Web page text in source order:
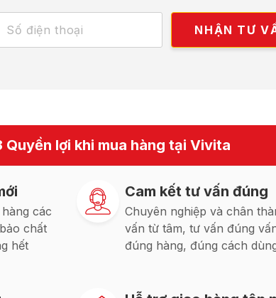
Quyền lợi khi mua hàng tại Vivita
các
chất
hết
Cam kết tư vấn đúng
Chuyên nghiệp và chân
vấn từ tâm, tư vấn đúng
đúng hàng, đúng cách